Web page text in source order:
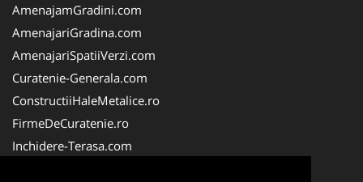
AmenajamGradini.com
AmenajariGradina.com
AmenajariSpatiiVerzi.com
Curatenie-Generala.com
ConstructiiHaleMetalice.ro
FirmeDeCuratenie.ro
Inchidere-Terasa.com